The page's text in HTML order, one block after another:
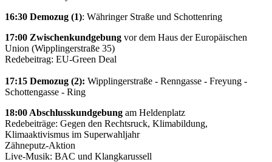
16:30 Demozug (1): Währinger Straße und Schottenring
17:00 Zwischenkundgebung vor dem Haus der Europäischen
Union (Wipplingerstraße 35)
Redebeitrag: EU-Green Deal
17:15 Demozug (2): Wipplingerstraße - Renngasse - Freyung -
Schottengasse - Ring
18:00 Abschlusskundgebung am Heldenplatz
Redebeiträge: Gegen den Rechtsruck, Klimabildung,
Klimaaktivismus im Superwahljahr
Zähneputz-Aktion
Live-Musik: BAC und Klangkarussell